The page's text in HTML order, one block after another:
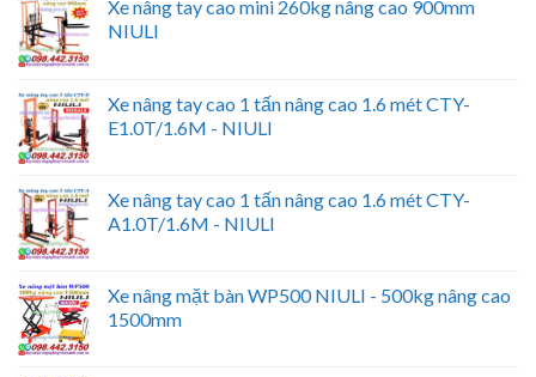
Xe nâng tay cao mini 260kg nâng cao 900mm
NIULI
Xe nâng tay cao 1 tấn nâng cao 1.6 mét CTY-
E1.0T/1.6M - NIULI
Xe nâng tay cao 1 tấn nâng cao 1.6 mét CTY-
A1.0T/1.6M - NIULI
Xe nâng mặt bàn WP500 NIULI - 500kg nâng cao
1500mm